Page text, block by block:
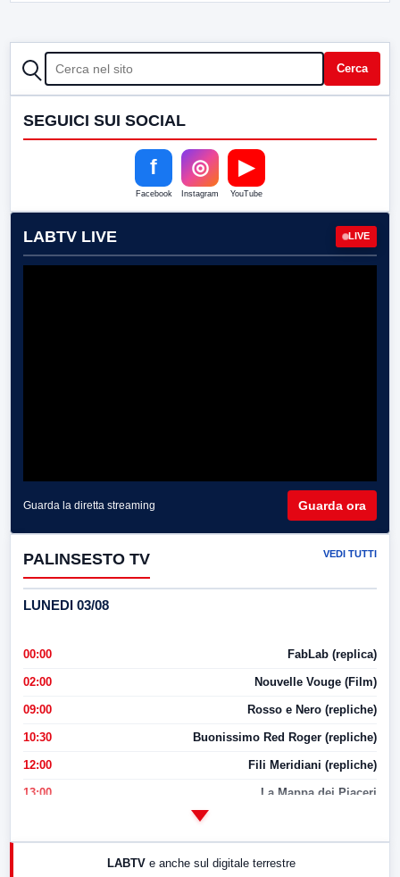
CERCA Cerca
SEGUICI SUI SOCIAL
f
Facebook
◎
Instagram
▶
YouTube
LABTV LIVE LIVE
Guarda la diretta streaming Guarda ora
PALINSESTO TV VEDI TUTTI
LUNEDI 03/08
00:00 FabLab (replica)
02:00 Nouvelle Vouge (Film)
09:00 Rosso e Nero (repliche)
10:30 Buonissimo Red Roger (repliche)
12:00 Fili Meridiani (repliche)
13:00 La Mappa dei Piaceri
LABTV e anche sul digitale terrestre